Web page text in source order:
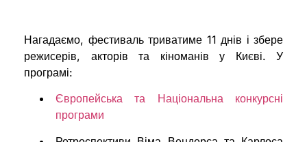
Нагадаємо, фестиваль триватиме 11 днів і збере
режисерів, акторів та кіноманів у Києві. У
програмі:
Європейська та Національна конкурсні
програми